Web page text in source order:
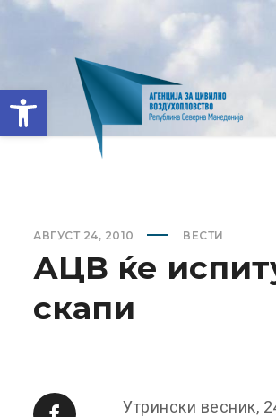
Open toolbar
АВГУСТ 24, 2010 ВЕСТИ
АЦВ ќе
скапи
Утрински весник,